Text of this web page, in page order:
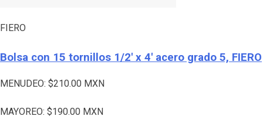
FIERO
Bolsa con 15 tornillos 1/2′ x 4′ acero grado 5, FIERO
MENUDEO: $210.00 MXN
MAYOREO: $190.00 MXN